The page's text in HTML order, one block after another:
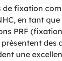
de fixation
en tant
PRF
des
une